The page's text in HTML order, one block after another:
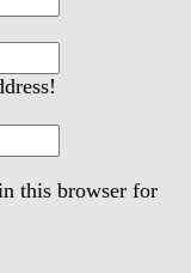
this browser for